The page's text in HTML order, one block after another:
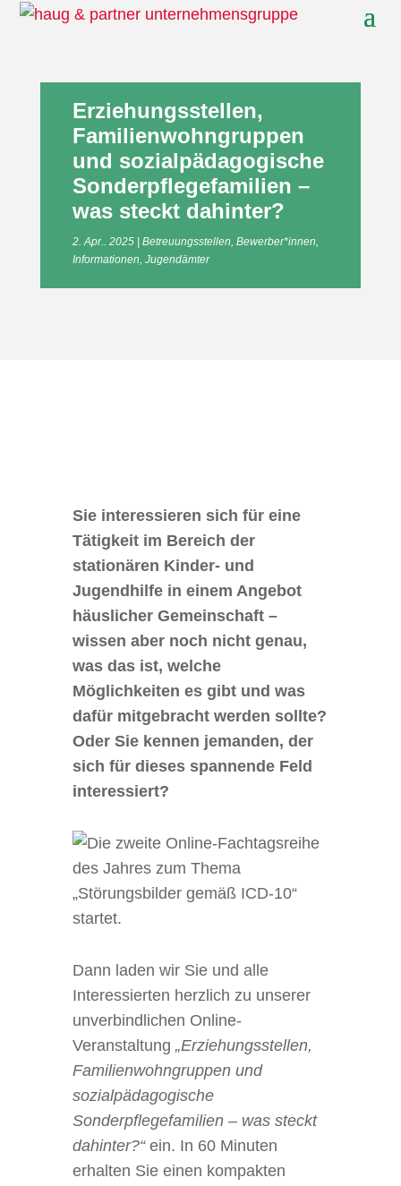
Erziehungsstellen,
Familienwohngruppen
und sozialpädagogische
Sonderpflegefamilien –
was steckt dahinter?
2. Apr.. 2025 Betreuungsstellen, Bewerber*innen,
Informationen, Jugendämter
Sie interessieren sich für eine
Tätigkeit im Bereich der
stationären Kinder- und
Jugendhilfe in einem Angebot
häuslicher Gemeinschaft –
wissen aber noch nicht genau,
was das ist, welche
Möglichkeiten es gibt und was
dafür mitgebracht werden sollte?
Oder Sie kennen jemanden, der
sich für dieses spannende Feld
interessiert?
Dann laden wir Sie und alle
Interessierten herzlich zu unserer
unverbindlichen Online-
Veranstaltung „Erziehungsstellen,
Familienwohngruppen und
sozialpädagogische
Sonderpflegefamilien – was steckt
dahinter?“ein. In 60 Minuten
erhalten Sie einen kompakten